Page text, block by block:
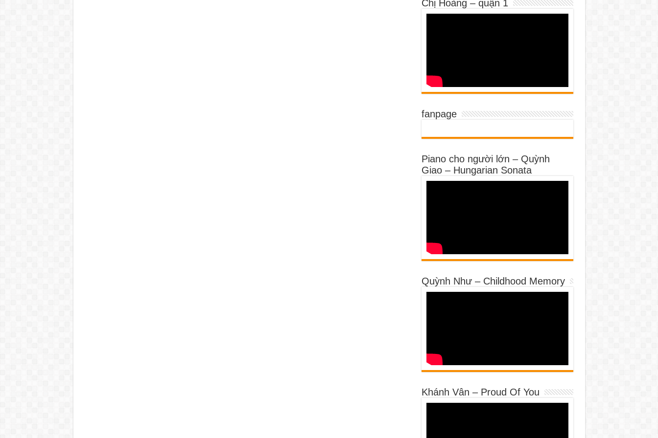
Chị Hoàng – quận 1
fanpage
Piano cho người lớn – Quỳnh
Giao – Hungarian Sonata
Quỳnh Như – Childhood Memory
Khánh Vân – Proud Of You